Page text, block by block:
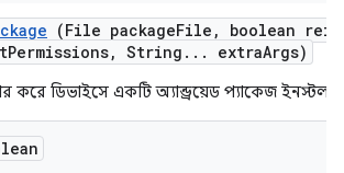
(File packageFile ,
boolean
Permissions, String . . . extraArgs)
করে ডিভাইসে একটি অ্যান্ড্রয়েড প্যাকেজ ইনস্টল